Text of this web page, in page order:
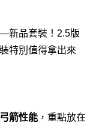
新品套裝！ 2.5版
特別值得拿出來
弓箭性能 ，重點放在